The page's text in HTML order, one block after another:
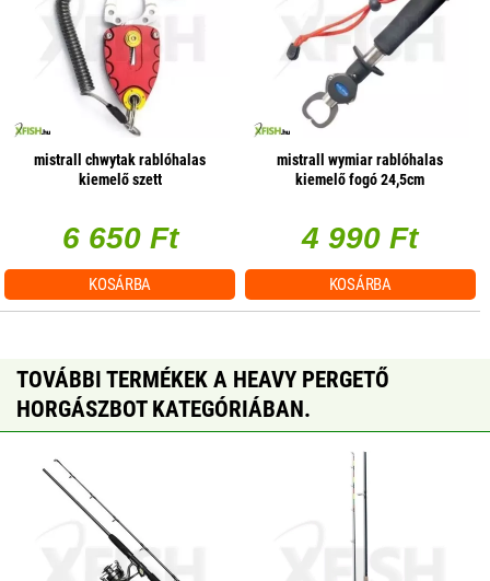
mistrall chwytak rablóhalas
kiemelő szett
6 650 Ft
KOSÁRBA
mistrall wymiar rablóhalas
kiemelő fogó 24,5cm
4 990 Ft
KOSÁRBA
TOVÁBBI TERMÉKEK A HEAVY PERGETŐ
HORGÁSZBOT KATEGÓRIÁBAN.